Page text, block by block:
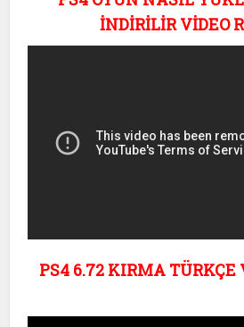
İNDİRİLİR VİDEO
PS4 6.72 KIRMA TÜRKÇE